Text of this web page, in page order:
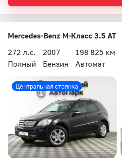
Mercedes-Benz M-Класс 3.5 AT
272 л.с.
2007
198 825 км
Полный
Бензин Автомат
Центральная стоянка